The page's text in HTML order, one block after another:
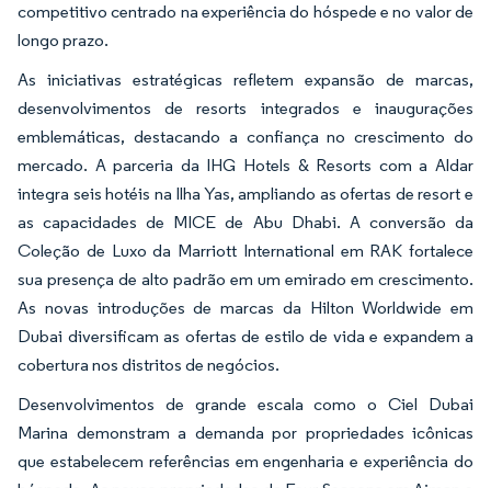
competitivo centrado na experiência do hóspede e no valor de
longo prazo.
As iniciativas estratégicas refletem expansão de marcas,
desenvolvimentos de resorts integrados e inaugurações
emblemáticas, destacando a confiança no crescimento do
mercado. A parceria da IHG Hotels & Resorts com a Aldar
integra seis hotéis na Ilha Yas, ampliando as ofertas de resort e
as capacidades de MICE de Abu Dhabi. A conversão da
Coleção de Luxo da Marriott International em RAK fortalece
sua presença de alto padrão em um emirado em crescimento.
As novas introduções de marcas da Hilton Worldwide em
Dubai diversificam as ofertas de estilo de vida e expandem a
cobertura nos distritos de negócios.
Desenvolvimentos de grande escala como o Ciel Dubai
Marina demonstram a demanda por propriedades icônicas
que estabelecem referências em engenharia e experiência do